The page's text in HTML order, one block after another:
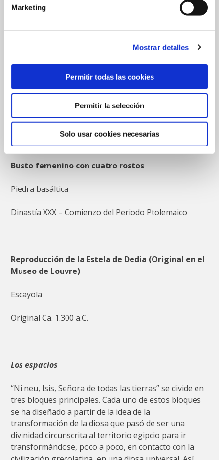
Marketing
Mostrar detalles
Permitir todas las cookies
Permitir la selección
Solo usar cookies necesarias
Estatuilla de Harpócrates en marcha
Tercer Periodo Intermedio-Baja Época
Busto femenino con cuatro rostos
Piedra basáltica
Dinastía XXX – Comienzo del Periodo Ptolemaico
Reproducción de la Estela de Dedia (Original en el
Museo de Louvre)
Escayola
Original Ca. 1.300 a.C.
Los espacios
“Ni neu, Isis, Señora de todas las tierras” se divide en
tres bloques principales. Cada uno de estos bloques
se ha diseñado a partir de la idea de la
transformación de la diosa que pasó de ser una
divinidad circunscrita al territorio egipcio para ir
transformándose, poco a poco, en contacto con la